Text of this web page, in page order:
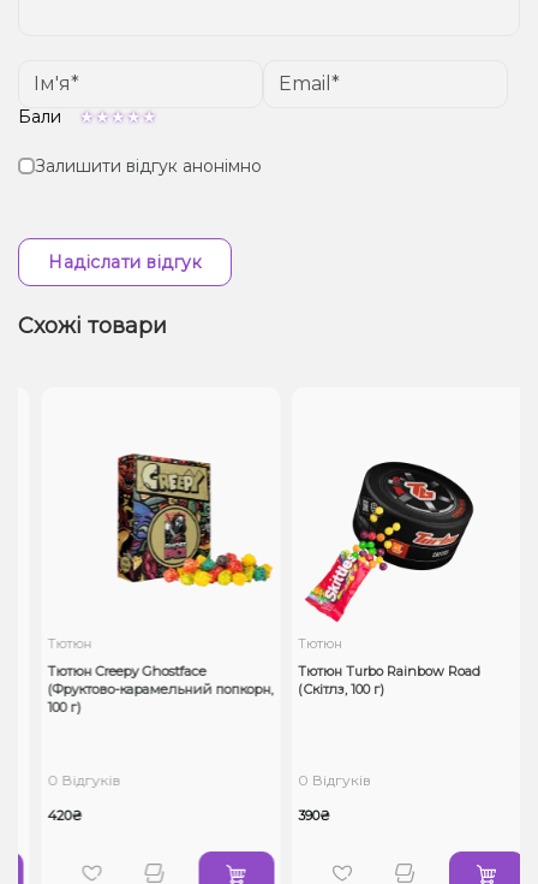
Бали
Залишити відгук анонімно
Надіслати відгук
Схожі товари
Тютюн
Тютюн Creepy Ghostface
(Фруктово-карамельний попкорн,
100 г)
0 Відгуків
420₴
Тютюн
Тютюн Turbo Rainbow Road
(Скітлз, 100 г)
0 Відгуків
390₴